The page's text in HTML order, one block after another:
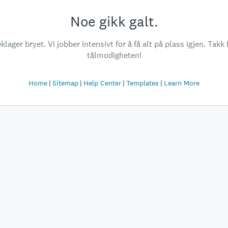
Noe gikk galt.
bryet. Vi jobber intensivt for å få alt på plass igjen. Takk
tålmodigheten!
Home Sitemap Help Center Templates Learn More